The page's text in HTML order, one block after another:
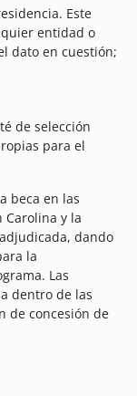
Este
entidad o
dato en cuestión;
de selección
para el
beca en las
Carolina y la
dando
la
Las
dentro de las
de concesión de